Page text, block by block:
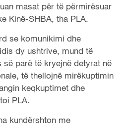
masat për të përmirësuar
Kinë-SHBA, tha PLA.
se komunikimi dhe
dy ushtrive, mund të
parë të kryejnë detyrat në
të thellojnë mirëkuptimin
keqkuptimet dhe
PLA.
kundërshton me